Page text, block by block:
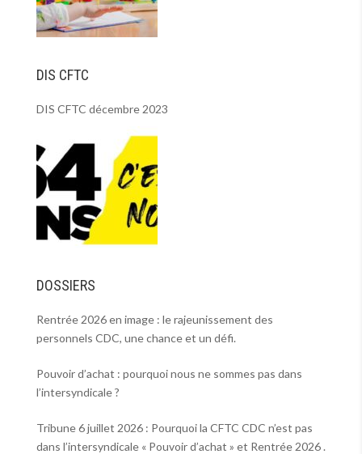
DIS CFTC
DIS CFTC décembre 2023
DOSSIERS
Rentrée 2026 en image : le rajeunissement des
personnels CDC, une chance et un défi.
Pouvoir d’achat : pourquoi nous ne sommes pas dans
l’intersyndicale ?
Tribune 6 juillet 2026 : Pourquoi la CFTC CDC n’est pas
dans l’intersyndicale « Pouvoir d’achat » et Rentrée 2026 .